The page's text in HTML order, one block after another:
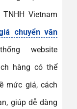
Vietnam
chuyển văn
website
hàng có thể
mức giá, cách
giúp dễ dàng